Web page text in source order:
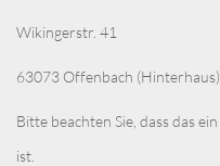
Wikingerstr. 41
63073 Offenbach (Hinterhaus)
Bitte beachten Sie, dass das
ist.